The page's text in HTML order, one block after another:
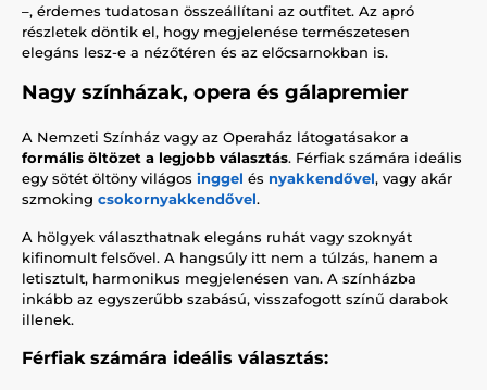
–, érdemes tudatosan összeállítani az outfitet. Az apró
részletek döntik el, hogy megjelenése természetesen
elegáns lesz-e a nézőtéren és az előcsarnokban is.
Nagy színházak, opera és gálapremier
A Nemzeti Színház vagy az Operaház látogatásakor a
formális öltözet a legjobb választás. Férfiak számára ideális
egy sötét öltöny világos inggel és nyakkendővel, vagy akár
szmoking csokornyakkendővel.
A hölgyek választhatnak elegáns ruhát vagy szoknyát
kifinomult felsővel. A hangsúly itt nem a túlzás, hanem a
letisztult, harmonikus megjelenésen van. A színházba
inkább az egyszerűbb szabású, visszafogott színű darabok
illenek.
Férfiak számára ideális választás: